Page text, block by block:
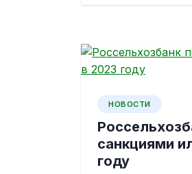
НОВОСТИ
санкциями
году